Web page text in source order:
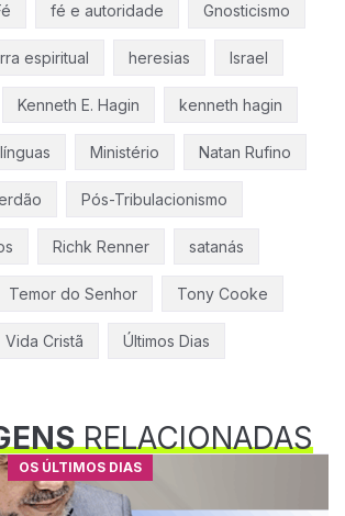
fé e autoridade Gnosticismo
espiritual heresias Israel
Kenneth E. Hagin kenneth hagin
línguas Ministério Natan Rufino
Pós-Tribulacionismo
Richk Renner satanás
Temor do Senhor Tony Cooke
Vida Cristã Últimos Dias
RELACIONADAS
OS ÚLTIMOS DIAS